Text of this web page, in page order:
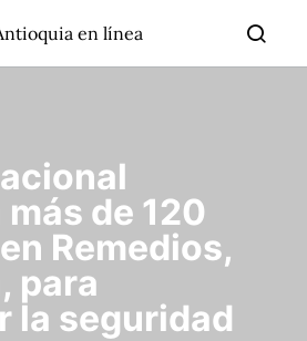
de 120
Remedios,
para
la seguridad